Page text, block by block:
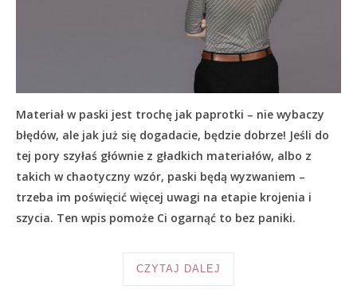
Materiał w paski jest trochę jak paprotki – nie wybaczy
błędów, ale jak już się dogadacie, będzie dobrze! Jeśli do
tej pory szyłaś głównie z gładkich materiałów, albo z
takich w chaotyczny wzór, paski będą wyzwaniem –
trzeba im poświęcić więcej uwagi na etapie krojenia i
szycia. Ten wpis pomoże Ci ogarnąć to bez paniki.
CZYTAJ DALEJ